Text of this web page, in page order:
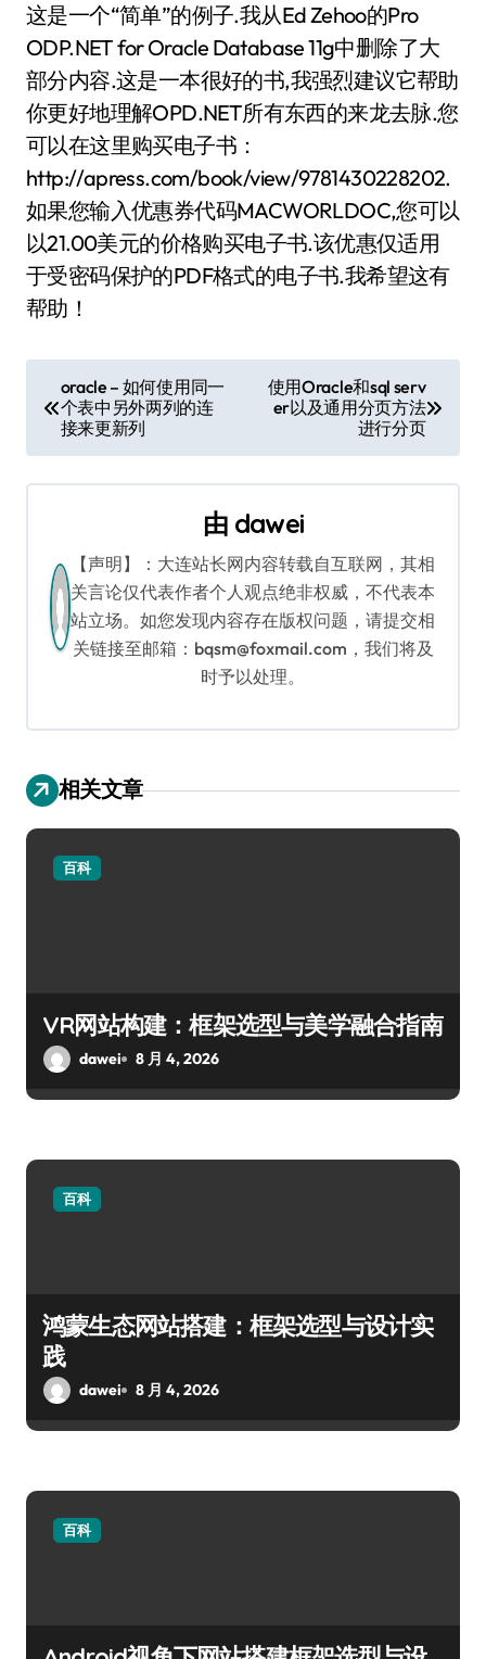
这是一个“简单”的例子.我从Ed Zehoo的Pro
ODP.NET for Oracle Database 11g中删除了大
部分内容.这是一本很好的书,我强烈建议它帮助
你更好地理解OPD.NET所有东西的来龙去脉.您
可以在这里购买电子书：
http://apress.com/book/view/9781430228202.
如果您输入优惠券代码MACWORLDOC,您可以
以21.00美元的价格购买电子书.该优惠仅适用
于受密码保护的PDF格式的电子书.我希望这有
帮助！
章
导
oracle – 如何使用同一
个表中另外两列的连
接来更新列
使用Oracle和sql serv
er以及通用分页方法
进行分页
由 dawei
【声明】：大连站长网内容转载自互联网，其相
关言论仅代表作者个人观点绝非权威，不代表本
站立场。如您发现内容存在版权问题，请提交相
关链接至邮箱：bqsm@foxmail.com，我们将及
时予以处理。
相关文章
百科
VR网站构建：框架选型与美学融合指南
dawei 8 月 4, 2026
百科
鸿蒙生态网站搭建：框架选型与设计实
践
dawei 8 月 4, 2026
百科